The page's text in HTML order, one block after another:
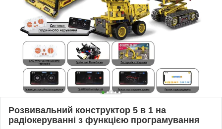
Розвивальний конструктор 5 в 1 на
радіокеруванні з функцією програмування